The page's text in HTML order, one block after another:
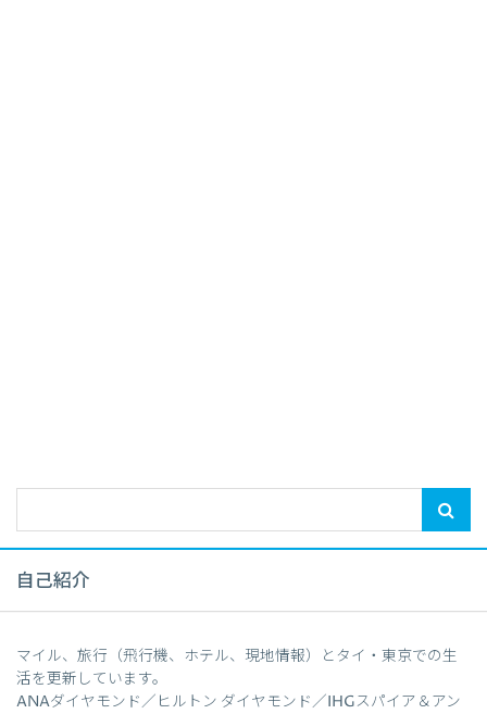
自己紹介
マイル、旅行（飛行機、ホテル、現地情報）とタイ・東京での生
活を更新しています。
ANAダイヤモンド／ヒルトン ダイヤモンド／IHGスパイア＆アン